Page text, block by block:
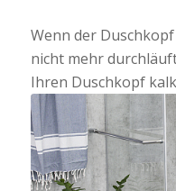
Wenn der
nicht mehr
Ihren Duschkopf